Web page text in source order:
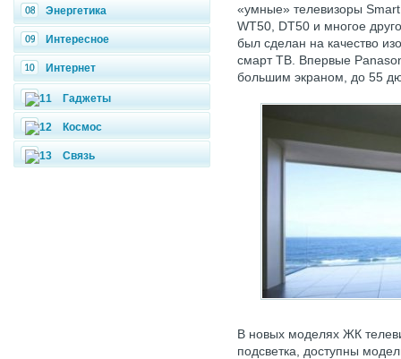
Энергетика
Интересное
Интернет
Гаджеты
Космос
Связь
«умные» телевизоры
WT50, DT50 и многое
был сделан на качество
смарт TB. Впервые
большим экраном, до 55
В новых моделях ЖК
подсветка, доступны